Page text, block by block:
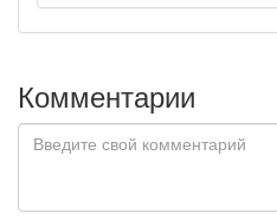
Комментарии